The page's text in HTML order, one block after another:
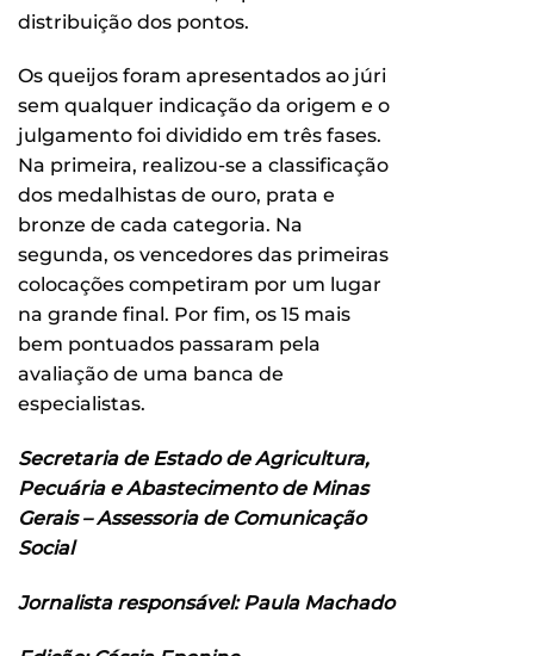
distribuição dos pontos.
Os queijos foram apresentados ao júri
sem qualquer indicação da origem e o
julgamento foi dividido em três fases.
Na primeira, realizou-se a classificação
dos medalhistas de ouro, prata e
bronze de cada categoria. Na
segunda, os vencedores das primeiras
colocações competiram por um lugar
na grande final. Por fim, os 15 mais
bem pontuados passaram pela
avaliação de uma banca de
especialistas.
Secretaria de Estado de Agricultura,
Pecuária e Abastecimento de Minas
Gerais – Assessoria de Comunicação
Social
Jornalista responsável: Paula Machado